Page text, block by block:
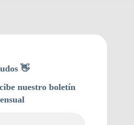
👋
nuestro boletín